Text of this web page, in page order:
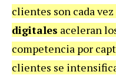
clientes son cada
digitales aceleran
competencia por
clientes se